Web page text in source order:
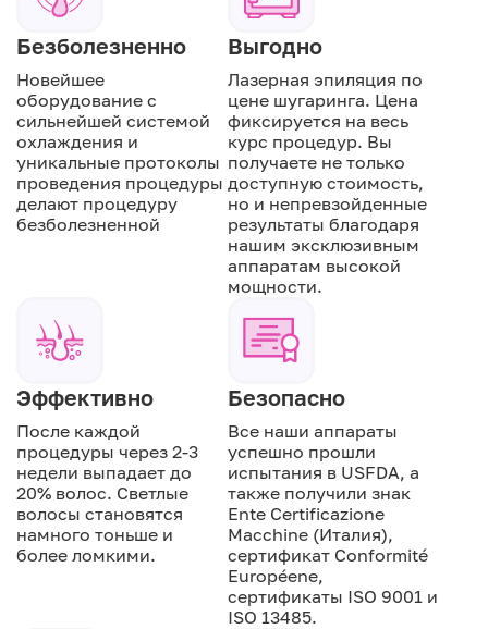
Безболезненно
Новейшее
оборудование с
сильнейшей системой
охлаждения и
уникальные протоколы
проведения процедуры
делают процедуру
безболезненной
Выгодно
Лазерная эпиляция по
цене шугаринга. Цена
фиксируется на весь
курс процедур. Вы
получаете не только
доступную стоимость,
но и непревзойденные
результаты благодаря
нашим эксклюзивным
аппаратам высокой
мощности.
Эффективно
После каждой
процедуры через 2-3
недели выпадает до
20% волос. Светлые
волосы становятся
намного тоньше и
более ломкими.
Безопасно
Все наши аппараты
успешно прошли
испытания в USFDA, а
также получили знак
Ente Certificazione
Macchine (Италия),
сертификат Conformité
Européene,
сертификаты ISO 9001 и
ISO 13485.